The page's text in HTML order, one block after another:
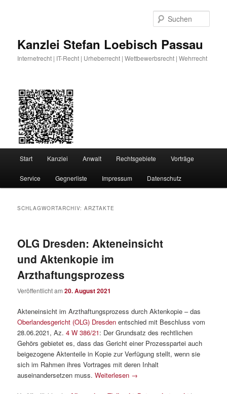
Kanzlei Stefan Loebisch Passau
Internetrecht | IT-Recht | Urheberrecht | Wettbewerbsrecht | Wehrrecht
Start Kanzlei Anwalt Rechtsgebiete Vorträge
Service Gegnerliste Impressum Datenschutz
SCHLAGWORTARCHIV:ARZTAKTE
OLG Dresden: Akteneinsicht
und Aktenkopie im
Arzthaftungsprozess
Veröffentlicht am20. August 2021
Akteneinsicht im Arzthaftungsprozess durch Aktenkopie – das
Oberlandesgericht (OLG) Dresden entschied mit Beschluss vom
28.06.2021, Az.4 W 386/21: Der Grundsatz des rechtlichen
Gehörs gebietet es, dass das Gericht einer Prozesspartei auch
beigezogene Aktenteile in Kopie zur Verfügung stellt, wenn sie
sich im Rahmen ihres Vortrages mit deren Inhalt
auseinandersetzen muss.Weiterlesen →